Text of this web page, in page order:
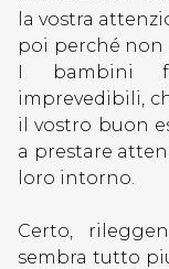
la vostra
poi perché non
I bambini
imprevedibili,
il vostro buon
a prestare
loro intorno.
Certo,
sembra tutto